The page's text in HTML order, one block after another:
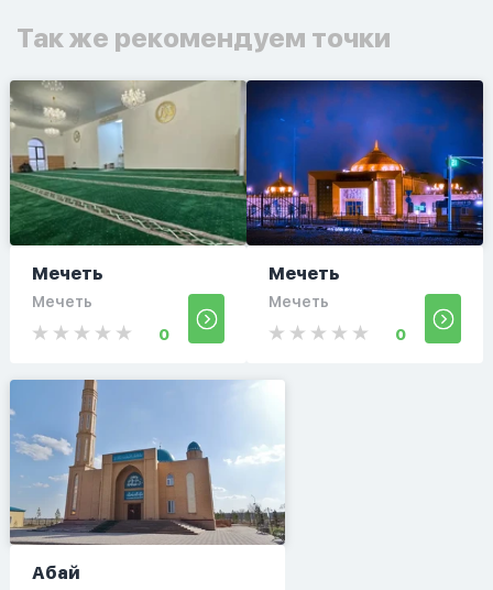
Так же рекомендуем точки
Мечеть
Мечеть
0
Мечеть
Мечеть
0
Абай